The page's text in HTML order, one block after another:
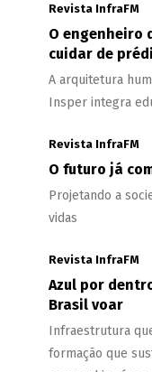
Revista InfraFM
O engenheiro
cuidar de
A arquitetura
Insper integra
Revista InfraFM
O futuro já
Projetando a
vidas
Revista InfraFM
Azul por
Brasil voar
Infraestrutura
formação que